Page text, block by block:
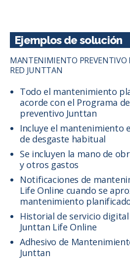
Ejemplos de solución
MANTENIMIENTO PREVENTIVO
RED JUNTTAN
Todo el mantenimiento
acorde con el Programa
preventivo Junttan
Incluye el mantenimiento
de desgaste habitual
Se incluyen la mano de
y otros gastos
Notificaciones de
Life Online cuando se
mantenimiento
Historial de servicio
Junttan Life Online
Adhesivo de
Junttan